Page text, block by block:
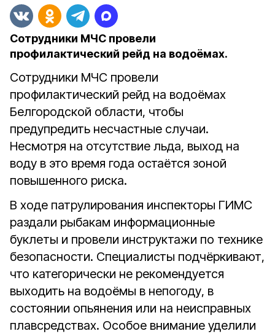
Сотрудники МЧС провели
профилактический рейд на водоёмах.
Сотрудники МЧС провели
профилактический рейд на водоёмах
Белгородской области, чтобы
предупредить несчастные случаи.
Несмотря на отсутствие льда, выход на
воду в это время года остаётся зоной
повышенного риска.
В ходе патрулирования инспекторы ГИМС
раздали рыбакам информационные
буклеты и провели инструктажи по технике
безопасности. Специалисты подчёркивают,
что категорически не рекомендуется
выходить на водоёмы в непогоду, в
состоянии опьянения или на неисправных
плавсредствах. Особое внимание уделили